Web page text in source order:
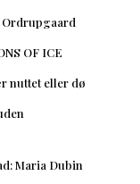
Ordrupgaard
OF ICE
nuttet eller dø
Maria Dubin